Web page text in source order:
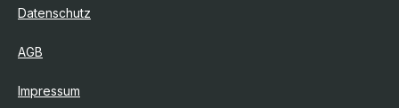
Datenschutz
AGB
Impressum